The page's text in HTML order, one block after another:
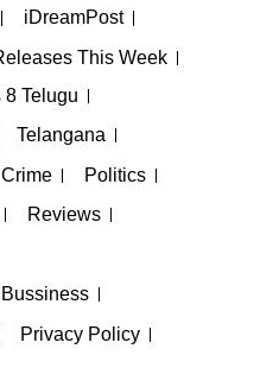
iDreamPost
This Week
8 Telugu
Telangana
Crime Politics
Reviews
Bussiness
Privacy Policy